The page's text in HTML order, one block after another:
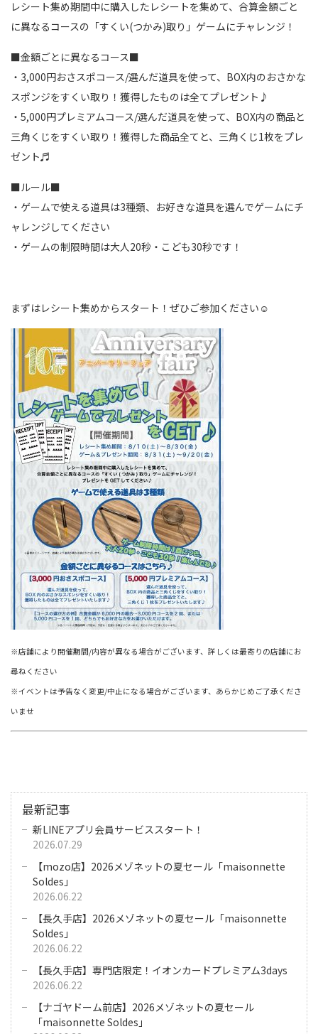
レシート集め期間中に購入したレシートを集めて、合算金額ごと
に異なるコースの「すくい(つかみ)取り」ゲームにチャレンジ！
■金額ごとに異なるコース■
・3,000円おさスポコース/選んだ道具を使って、BOX内のおさかな
スポンジをすくい取り！獲得したものは全てプレゼント♪
・5,000円プレミアムコース/選んだ道具を使って、BOX内の商品と
三角くじをすくい取り！獲得した商品全てと、三角くじ1枚をプレ
ゼント♬
■ルール■
・ゲームで使える道具は3種類、お好きな道具を選んでゲームにチ
ャレンジしてください
・ゲームの制限時間は大人20秒・こども30秒です！
まずはレシート集めからスタート！ぜひご参加ください☺️
※店舗により開催期間/内容が異なる場合がございます、詳しくは最寄りの店舗にお
尋ねください
※イベントは予告なく変更/中止になる場合がございます、あらかじめご了承くださ
いませ
最新記事
新LINEアプリ会員サービススタート！
2026.07.29
【mozo店】2026メゾネットの夏セール「maisonnette
Soldes」
2026.06.22
【長久手店】2026メゾネットの夏セール「maisonnette
Soldes」
2026.06.22
【長久手店】専門店限定！イオンカードプレミアム3days
2026.06.22
【ナゴヤドーム前店】2026メゾネットの夏セール
「maisonnette Soldes」